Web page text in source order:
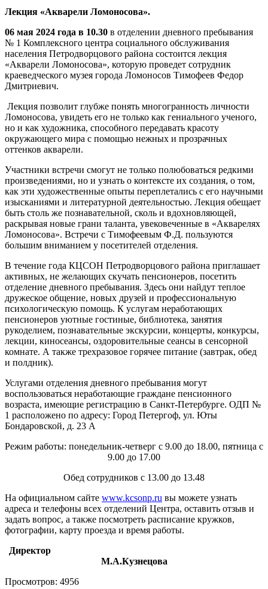
Лекция «Акварели Ломоносова».
06 мая 2024 года в 10.30 в отделении дневного пребывания
№ 1 Комплексного центра социального обслуживания
населения Петродворцового района состоится лекция
«Акварели Ломоносова», которую проведет сотрудник
краеведческого музея города Ломоносов Тимофеев Федор
Дмитриевич.
Лекция позволит глубже понять многогранность личности
Ломоносова, увидеть его не только как гениального ученого,
но и как художника, способного передавать красоту
окружающего мира с помощью нежных и прозрачных
оттенков акварели.
Участники встречи смогут не только полюбоваться редкими
произведениями, но и узнать о контексте их создания, о том,
как эти художественные опыты переплетались с его научными
изысканиями и литературной деятельностью. Лекция обещает
быть столь же познавательной, сколь и вдохновляющей,
раскрывая новые грани таланта, увековеченные в «Акварелях
Ломоносова». Встречи с Тимофеевым Ф.Д. пользуются
большим вниманием у посетителей отделения.
В течение года КЦСОН Петродворцового района приглашает
активных, не желающих скучать пенсионеров, посетить
отделение дневного пребывания. Здесь они найдут теплое
дружеское общение, новых друзей и профессиональную
психологическую помощь. К услугам неработающих
пенсионеров уютные гостиные, библиотека, занятия
рукоделием, познавательные экскурсии, концерты, конкурсы,
лекции, киносеансы, оздоровительные сеансы в сенсорной
комнате. А также трехразовое горячее питание (завтрак, обед
и полдник).
Услугами отделения дневного пребывания могут
воспользоваться неработающие граждане пенсионного
возраста, имеющие регистрацию в Санкт-Петербурге. ОДП №
1 расположено по адресу: Город Петергоф, ул. Юты
Бондаровской, д. 23 А
Режим работы: понедельник-четверг с 9.00 до 18.00, пятница с
9.00 до 17.00
Обед сотрудников с 13.00 до 13.48
На официальном сайте www.kcsonp.ru вы можете узнать
адреса и телефоны всех отделений Центра, оставить отзыв и
задать вопрос, а также посмотреть расписание кружков,
фотографии, карту проезда и время работы.
Директор
М.А.Кузнецова
Просмотров: 4956